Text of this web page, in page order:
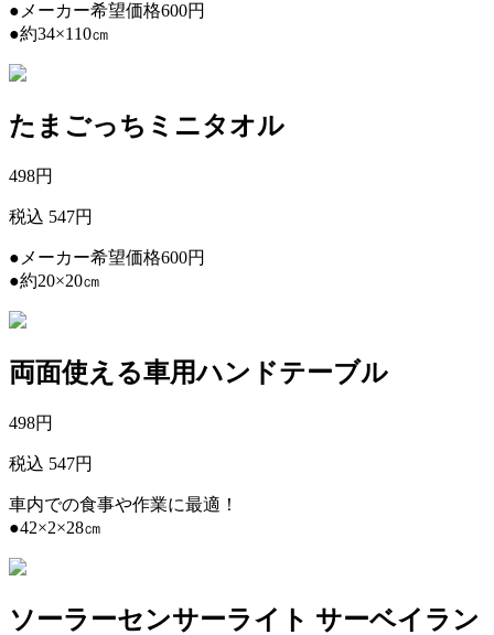
●メーカー希望価格600円
●約34×110㎝
たまごっちミニタオル
498円
税込 547円
●メーカー希望価格600円
●約20×20㎝
両面使える車用ハンドテーブル
498円
税込 547円
車内での食事や作業に最適！
●42×2×28㎝
ソーラーセンサーライト サーベイラン